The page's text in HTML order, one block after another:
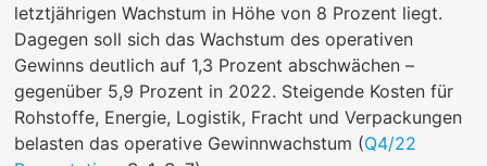
letztjährigen Wachstum in Höhe von 8 Prozent liegt.
Dagegen soll sich das Wachstum des operativen
Gewinns deutlich auf 1,3 Prozent abschwächen –
gegenüber 5,9 Prozent in 2022. Steigende Kosten für
Rohstoffe, Energie, Logistik, Fracht und Verpackungen
belasten das operative Gewinnwachstum (Q4/22